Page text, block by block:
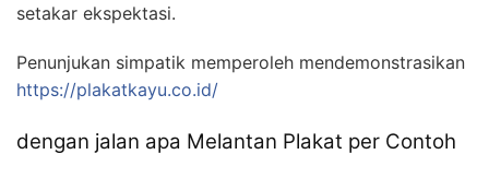
setakar ekspektasi.
Penunjukan simpatik memperoleh mendemonstrasikan
https://plakatkayu.co.id/
dengan jalan apa Melantan Plakat per Contoh